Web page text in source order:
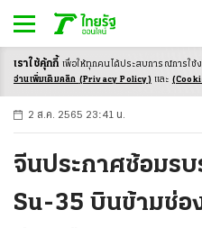
-ก ก ก+
2 ส.ค. 2565 23:41 น.
จีนประกาศซ้อมร
Su-35 บินข้ามช่อ
เราใช้คุ้กกี้ เพื่อให้ทุกคนได้ประสบการณ์การใช้
อ่านเพิ่มเติมคลิก (Privacy Policy) และ